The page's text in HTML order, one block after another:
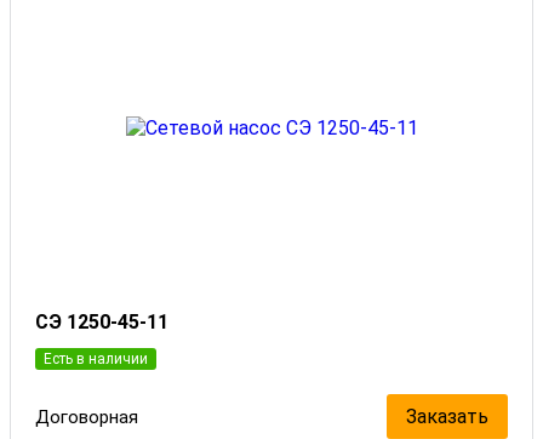
СЭ 1250-45-11
Есть в наличии
Договорная Заказать